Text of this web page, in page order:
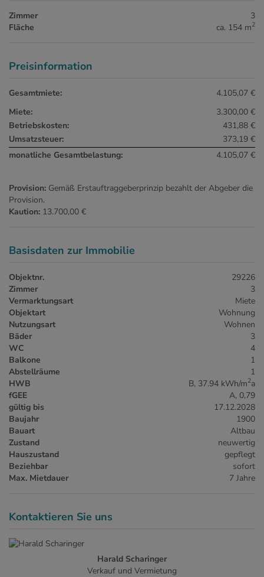
Zimmer
3
Fläche
ca. 154 m2
Preisinformation
Gesamtmiete:
4.105,07 €
Miete:
3.300,00 €
Betriebskosten:
431,88 €
Umsatzsteuer:
373,19 €
monatliche Gesamtbelastung:
4.105,07 €
Provision: Gemäß Erstauftraggeberprinzip bezahlt der Abgeber die
Provision.
Kaution: 13.700,00 €
Basisdaten zur Immobilie
Objektnr.
29226
Zimmer
3
Vermarktungsart
Miete
Objektart
Wohnung
Nutzungsart
Wohnen
Bäder
3
WC
4
Balkone
1
Abstellräume
1
HWB
B, 37.94 kWh/m2a
fGEE
A, 0,79
gültig bis
17.12.2028
Baujahr
1900
Bauart
Altbau
Zustand
neuwertig
Hauszustand
gepflegt
Beziehbar
sofort
Max. Mietdauer
7 Jahre
Kontaktieren Sie uns
Harald Scharinger
Verkauf und Vermietung